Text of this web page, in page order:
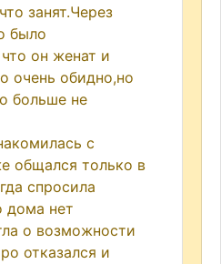
занят.Через
было
он женат и
очень обидно,но
больше не
с
общался только в
спросила
дома нет
о возможности
отказался и